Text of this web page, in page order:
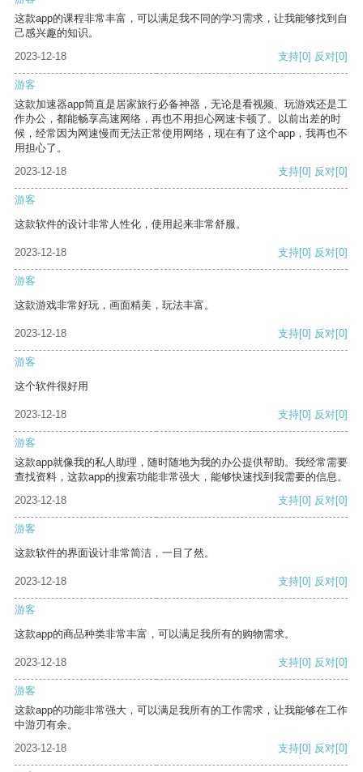
这款app的课程非常丰富，可以满足我不同的学习需求，让我能够找到自
己感兴趣的知识。
2023-12-18
支持[0] 反对[0]
游客
这款加速器app简直是居家旅行必备神器，无论是看视频、玩游戏还是工
作办公，都能畅享高速网络，再也不用担心网速卡顿了。以前出差的时
候，经常因为网速慢而无法正常使用网络，现在有了这个app，我再也不
用担心了。
2023-12-18
支持[0] 反对[0]
游客
这款软件的设计非常人性化，使用起来非常舒服。
2023-12-18 支持[0] 反对[0]
游客
这款游戏非常好玩，画面精美，玩法丰富。
2023-12-18 支持[0] 反对[0]
游客
这个软件很好用
2023-12-18 支持[0] 反对[0]
游客
这款app就像我的私人助理，随时随地为我的办公提供帮助。我经常需要
查找资料，这款app的搜索功能非常强大，能够快速找到我需要的信息。
2023-12-18
支持[0] 反对[0]
游客
这款软件的界面设计非常简洁，一目了然。
2023-12-18 支持[0] 反对[0]
游客
这款app的商品种类非常丰富，可以满足我所有的购物需求。
2023-12-18 支持[0] 反对[0]
游客
这款app的功能非常强大，可以满足我所有的工作需求，让我能够在工作
中游刃有余。
2023-12-18
支持[0] 反对[0]